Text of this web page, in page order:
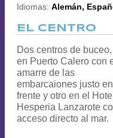
Idiomas: Alemán,
EL CENTRO
Dos centros de
en Puerto Calero con
amarre de las
embarcaiones justo en
frente y otro en el
Hesperia Lanzarote
acceso directo al mar.